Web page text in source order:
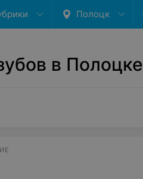
Полоцк
в Полоцке